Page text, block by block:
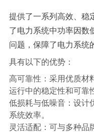
提供了一系列高效、稳
了电力系统中功率因数
问题，保障了电力系统
具有以下的优势：
高可靠性：采用优质材
运行中的稳定性和可靠
低损耗与低噪音：设计
系统效率。
灵活适配：可与多种品